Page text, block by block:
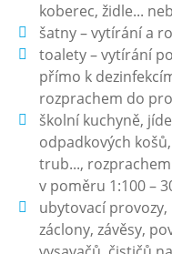
koberec, židle...
šatny – vytírání a
toalety – vytírání
přímo k
rozprachem do
školní kuchyně,
odpadkových
trub...,
v poměru 1:100 –
ubytovací
záclony, závěsy,